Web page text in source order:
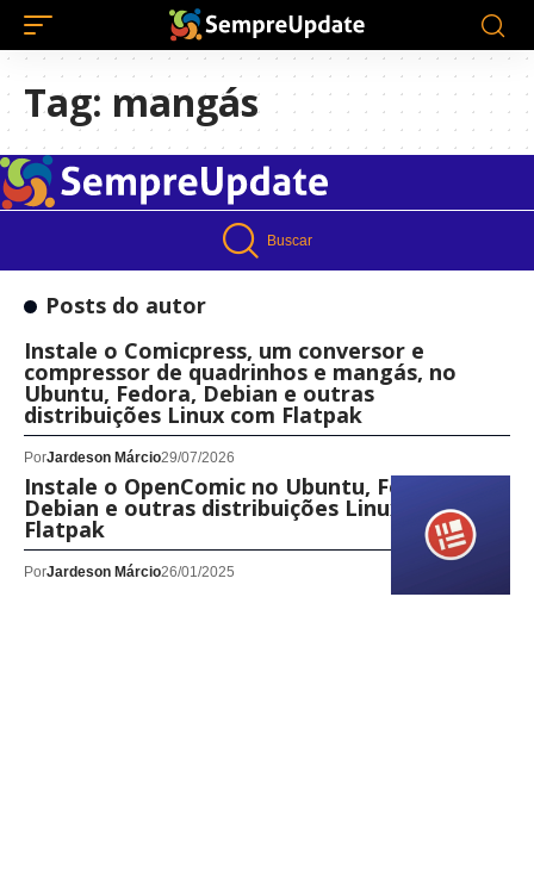
Tag: mangás
Buscar
Posts do autor
Instale o Comicpress, um conversor e
compressor de quadrinhos e mangás, no
Ubuntu, Fedora, Debian e outras
distribuições Linux com Flatpak
PorJardeson Márcio29/07/2026
Instale o OpenComic no Ubuntu, Fedora,
Debian e outras distribuições Linux com
Flatpak
PorJardeson Márcio26/01/2025